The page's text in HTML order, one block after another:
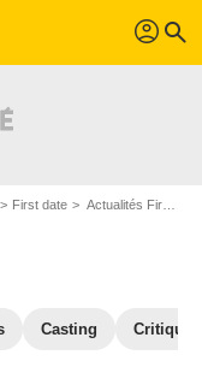
profil search
First date Actualités First date
Casting